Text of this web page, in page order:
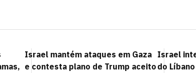
Israel mantém ataques em Gaza
e contesta plano de Trump aceito
Israel
do